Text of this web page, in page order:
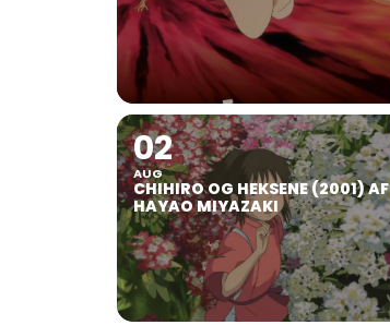
02
AUG
CHIHIRO OG HEKSENE (2001) AF
HAYAO MIYAZAKI